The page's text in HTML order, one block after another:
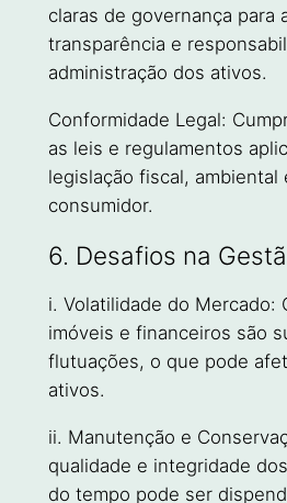
claras de governança para
transparência e
administração dos ativos.
Conformidade Legal:
as leis e regulamentos
legislação fiscal, ambiental
consumidor.
6. Desafios na
i. Volatilidade do Mercado:
imóveis e financeiros são
flutuações, o que pode
ativos.
ii. Manutenção e
qualidade e integridade
do tempo pode ser